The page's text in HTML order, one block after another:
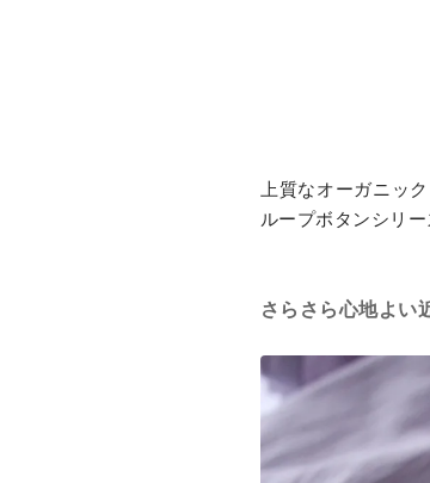
上質なオーガニッ
ループボタンシリ
さらさら心地よい